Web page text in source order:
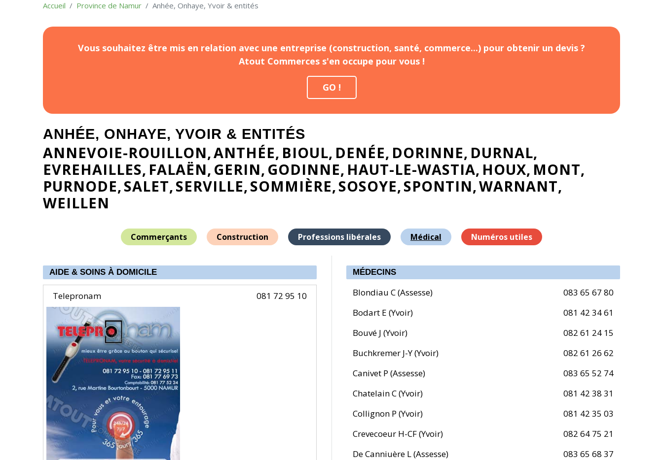
Accueil Province de Namur Anhée, Onhaye, Yvoir & entités
Vous souhaitez être mis en relation avec une entreprise (construction, santé, commerce...) pour obtenir un devis ?
Atout Commerces s'en occupe pour vous !
GO !
ANHÉE, ONHAYE, YVOIR & ENTITÉS
ANNEVOIE-ROUILLON ANTHÉE BIOUL DENÉE DORINNE DURNAL
EVREHAILLES FALAËN GERIN GODINNE HAUT-LE-WASTIA HOUX MONT
PURNODE SALET SERVILLE SOMMIÈRE SOSOYE SPONTIN WARNANT
WEILLEN
Commerçants Construction Professions libérales Médical Numéros utiles
AIDE & SOINS À DOMICILE
Telepronam 081 72 95 10
MÉDECINS
Blondiau C (Assesse)
083 65 67 80
Bodart E (Yvoir)
081 42 34 61
Bouvé J (Yvoir)
082 61 24 15
Buchkremer J-Y (Yvoir)
082 61 26 62
Canivet P (Assesse)
083 65 52 74
Chatelain C (Yvoir)
081 42 38 31
Collignon P (Yvoir)
081 42 35 03
Crevecoeur H-CF (Yvoir)
082 64 75 21
De Canniuère L (Assesse)
083 65 68 37